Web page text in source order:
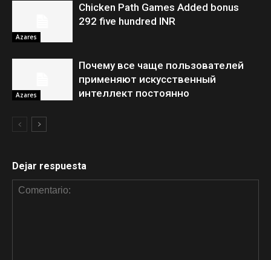
Azares
Chicken Path Games Added bonus
292 five hundred INR
Azares
Почему все чаще пользователей
применяют искусственный
интеллект постоянно
Dejar respuesta